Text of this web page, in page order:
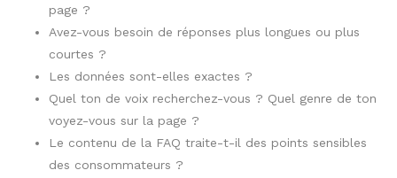
page ?
Avez-vous besoin de réponses plus longues ou plus
courtes ?
Les données sont-elles exactes ?
Quel ton de voix recherchez-vous ? Quel genre de ton
voyez-vous sur la page ?
Le contenu de la FAQ traite-t-il des points sensibles
des consommateurs ?